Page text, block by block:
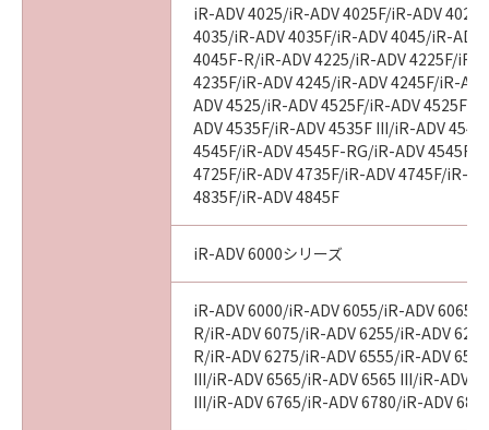
iR-ADV 4025/iR-ADV 4025F/iR-ADV
4035/iR-ADV 4035F/iR-ADV 4045/iR-ADV
4045F-R/iR-ADV 4225/iR-ADV 4225F/iR-
4235F/iR-ADV 4245/iR-ADV 4245F/iR-
ADV 4525/iR-ADV 4525F/iR-ADV 4525F
ADV 4535F/iR-ADV 4535F III/iR-ADV
4545F/iR-ADV 4545F-RG/iR-ADV 4545F
4725F/iR-ADV 4735F/iR-ADV 4745F/iR-
4835F/iR-ADV 4845F
iR-ADV 6000シリーズ
iR-ADV 6000/iR-ADV 6055/iR-ADV 6065/
R/iR-ADV 6075/iR-ADV 6255/iR-ADV
R/iR-ADV 6275/iR-ADV 6555/iR-ADV
III/iR-ADV 6565/iR-ADV 6565 III/iR-ADV
III/iR-ADV 6765/iR-ADV 6780/iR-ADV